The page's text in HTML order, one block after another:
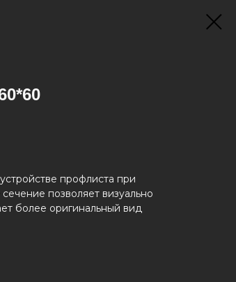
профлиста при
позволяет визуально
более оригинальный вид